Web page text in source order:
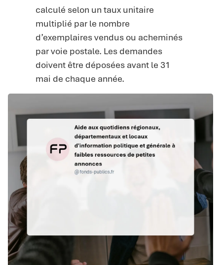
calculé selon un taux unitaire
multiplié par le nombre
d’exemplaires vendus ou acheminés
par voie postale. Les demandes
doivent être déposées avant le 31
mai de chaque année.